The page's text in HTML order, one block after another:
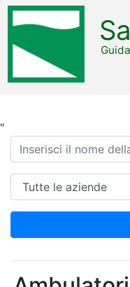
"
Ricerca
Azienda